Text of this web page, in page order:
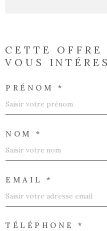
CETTE OFFRE
VOUS
PRÉNOM *
NOM *
EMAIL *
TÉLÉPHONE *